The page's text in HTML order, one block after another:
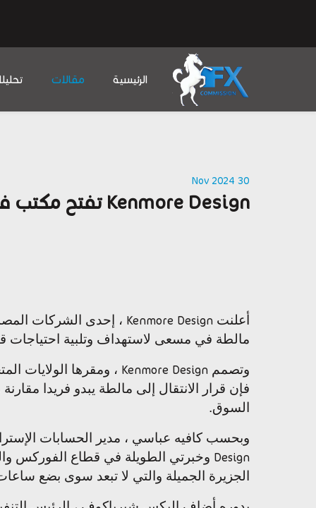
الرئيسية مقالات
30 Nov 2024
Kenmore Design تفتح مكتب في مالطة في مسعى للوصول إلى قاعدة جديدة من العملاء
أعلنت Kenmore Design ، إحدى الشركات
مالطة في مسعى لاستهداف وتلبية احتياجات
وتصمم Kenmore Design ، ومقرها الولايات
فإن قرار الانتقال إلى مالطة يبدو فريدا
السوق.
وبحسب كافيه عباسي ، مدير الحسابات
Design وخبرتي الطويلة في قطاع الفوركس
الجزيرة الجميلة والتي لا تبعد سوى بضع